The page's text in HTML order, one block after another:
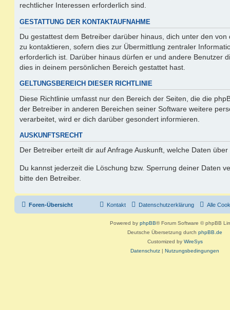
rechtlicher Interessen erforderlich sind.
GESTATTUNG DER KONTAKTAUFNAHME
Du gestattest dem Betreiber darüber hinaus, dich unter den
zu kontaktieren, sofern dies zur Übermittlung zentraler
erforderlich ist. Darüber hinaus dürfen er und andere Benutzer
dies in deinem persönlichen Bereich gestattet hast.
GELTUNGSBEREICH DIESER RICHTLINIE
Diese Richtlinie umfasst nur den Bereich der Seiten, die die
der Betreiber in anderen Bereichen seiner Software weitere
verarbeitet, wird er dich darüber gesondert informieren.
AUSKUNFTSRECHT
Der Betreiber erteilt dir auf Anfrage Auskunft, welche Daten
Du kannst jederzeit die Löschung bzw. Sperrung deiner Daten
bitte den Betreiber.
Foren-Übersicht Alle
Datenschutzerklärung
Kontakt
Powered by phpBB® Forum Software © phpBB
Deutsche Übersetzung durch phpBB.de
Customized by WireSys
Datenschutz | Nutzungsbedingungen